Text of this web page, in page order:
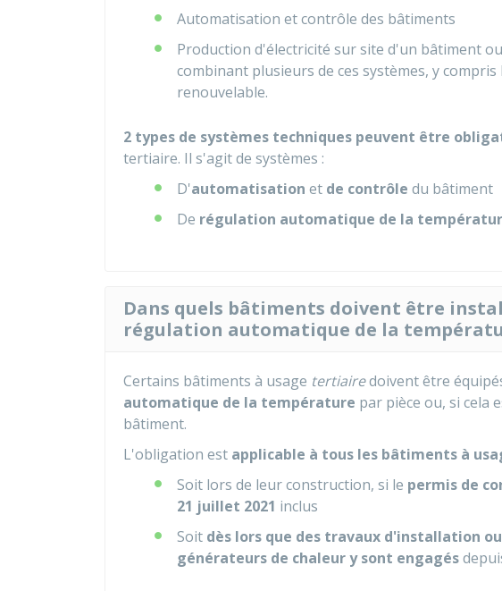
Automatisation et contrôle des bâtiments
Production d'électricité sur site d'un bâtiment
combinant plusieurs de ces systèmes, y
renouvelable.
2 types de systèmes techniques peuvent être
tertiaire. Il s'agit de systèmes :
D'automatisation et de contrôle du bâtiment
De régulation automatique de la
Dans quels bâtiments doivent être
régulation automatique de la
Certains bâtiments à usage tertiairedoivent être
automatique de la température par pièce ou, si cela
bâtiment.
L'obligation est applicable à tous les bâtiments à
Soit lors de leur construction, si le permis de
21 juillet 2021 inclus
Soit dès lors que des travaux d'installation
générateurs de chaleur y sont engagés